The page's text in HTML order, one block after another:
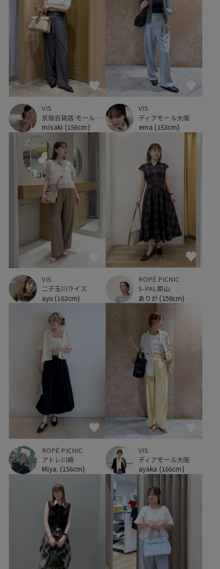
VIS
京阪百貨店 モール京橋店
misaki (156cm)
VIS
ディアモール大阪
ema (153cm)
VIS
二子玉川ライズ
ayu (162cm)
ROPÉ PICNIC
S-PAL郡山
ありが (156cm)
ROPÉ PICNIC
アトレ川崎
Miya. (156cm)
VIS
ディアモール大阪
ayaka (166cm)